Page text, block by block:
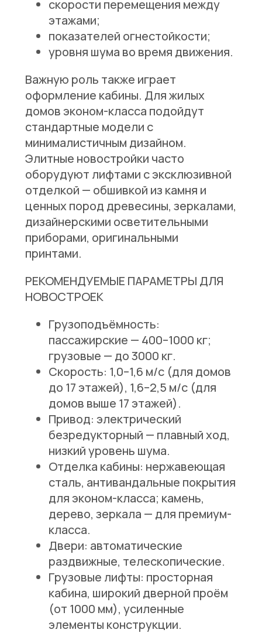
скорости перемещения между
этажами;
показателей огнестойкости;
уровня шума во время движения.
Важную роль также играет
оформление кабины. Для жилых
домов эконом-класса подойдут
стандартные модели с
минималистичным дизайном.
Элитные новостройки часто
оборудуют лифтами с эксклюзивной
отделкой — обшивкой из камня и
ценных пород древесины, зеркалами,
дизайнерскими осветительными
приборами, оригинальными
принтами.
РЕКОМЕНДУЕМЫЕ ПАРАМЕТРЫ ДЛЯ
НОВОСТРОЕК
Грузоподъёмность:
пассажирские — 400–1000 кг;
грузовые — до 3000 кг.
Скорость: 1,0–1,6 м/с (для домов
до 17 этажей), 1,6–2,5 м/с (для
домов выше 17 этажей).
Привод: электрический
безредукторный — плавный ход,
низкий уровень шума.
Отделка кабины: нержавеющая
сталь, антивандальные покрытия
для эконом-класса; камень,
дерево, зеркала — для премиум-
класса.
Двери: автоматические
раздвижные, телескопические.
Грузовые лифты: просторная
кабина, широкий дверной проём
(от 1000 мм), усиленные
элементы конструкции.